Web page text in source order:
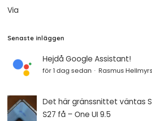
Via
Senaste inläggen
Hejdå Google Assistant!
för 1 dag sedan Rasmus Hellmyrs
Det här gränssnittet väntas
S27 få – One UI 9.5